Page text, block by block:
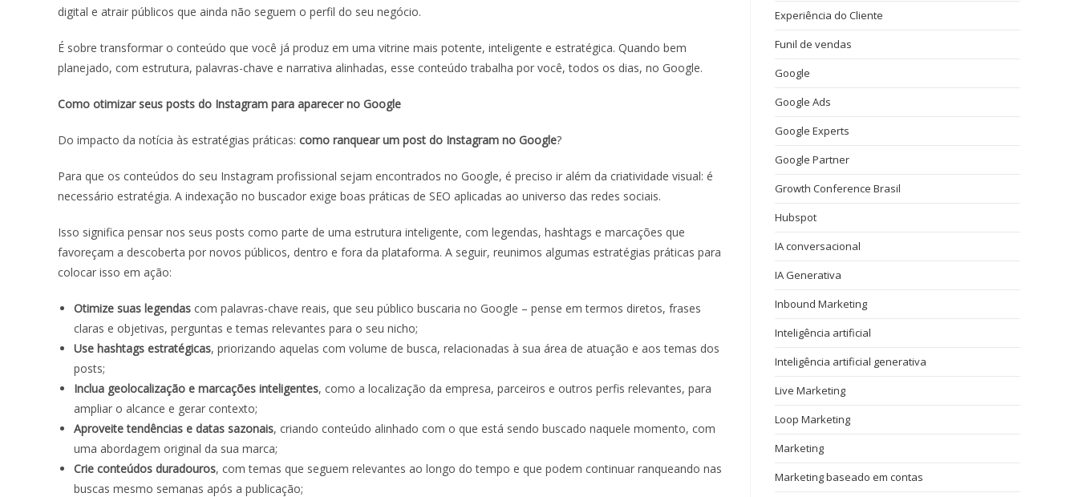
digital e atrair públicos que ainda não seguem o perfil do seu negócio.
É sobre transformar o conteúdo que você já produz em uma vitrine mais potente, inteligente e estratégica. Quando bem
planejado, com estrutura, palavras-chave e narrativa alinhadas, esse conteúdo trabalha por você, todos os dias, no Google.
Como otimizar seus posts do Instagram para aparecer no Google
Do impacto da notícia às estratégias práticas: como ranquear um post do Instagram no Google?
Para que os conteúdos do seu Instagram profissional sejam encontrados no Google, é preciso ir além da criatividade visual: é
necessário estratégia. A indexação no buscador exige boas práticas de SEO aplicadas ao universo das redes sociais.
Isso significa pensar nos seus posts como parte de uma estrutura inteligente, com legendas, hashtags e marcações que
favoreçam a descoberta por novos públicos, dentro e fora da plataforma. A seguir, reunimos algumas estratégias práticas para
colocar isso em ação:
Otimize suas legendas com palavras-chave reais, que seu público buscaria no Google – pense em termos diretos, frases
claras e objetivas, perguntas e temas relevantes para o seu nicho;
Use hashtags estratégicas, priorizando aquelas com volume de busca, relacionadas à sua área de atuação e aos temas dos
posts;
Inclua geolocalização e marcações inteligentes, como a localização da empresa, parceiros e outros perfis relevantes, para
ampliar o alcance e gerar contexto;
Aproveite tendências e datas sazonais, criando conteúdo alinhado com o que está sendo buscado naquele momento, com
uma abordagem original da sua marca;
Crie conteúdos duradouros, com temas que seguem relevantes ao longo do tempo e que podem continuar ranqueando nas
buscas mesmo semanas após a publicação;
Experiência do Cliente
Funil de vendas
Google
Google Ads
Google Experts
Google Partner
Growth Conference Brasil
Hubspot
IA conversacional
IA Generativa
Inbound Marketing
Inteligência artificial
Inteligência artificial generativa
Live Marketing
Loop Marketing
Marketing
Marketing baseado em contas